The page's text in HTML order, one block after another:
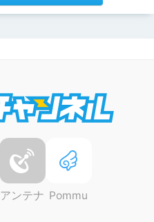
アンテナ Pommu